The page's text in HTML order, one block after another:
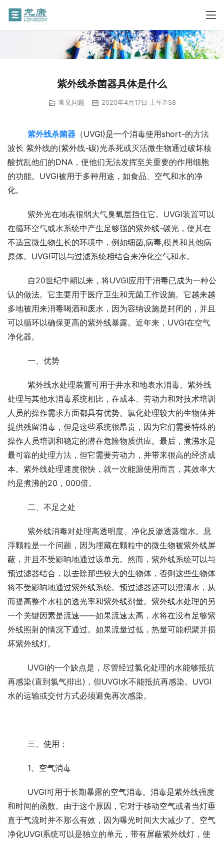
紫外线杀菌器具体是什么
常见问题 2020年4月17日 上午7:58
紫外线杀菌器 （UVGI)是一个消毒使用short-的方法
波长 紫外线的(紫外线-碳)光杀死或灭活微生物通过破坏核
酸扰乱他们的DNA，使他们无法发挥至关重要的作用细胞
的功能。UVGI被用于多种用途，如食品、空气和水的净
化。
在循环空气或水系统中产生足够强的紫外线-碳光，使其在
不适宜微生物生长的环境中，例如细菌,病毒,模具和其他病
原体。UVGI可以与过滤系统相结合来净化空气和水。
认的做法。它主要用于医疗卫生和无菌工作设施。它越来越
多地被用来消毒喝酒和废水，因为容纳设施是封闭的，并且
可以循环以确保更高的紫外线暴露。近年来，UVGI在空气
净化器。
	一、优势
处理与其他水消毒系统相比，在成本、劳动力和对技术培训
人员的操作需求方面都具有优势。氯化处理较大的生物体并
提供残留消毒，但是这些系统很昂贵，因为它们需要特殊的
操作人员培训和稳定的潜在危险物质供应。最后，煮沸水是
最可靠的处理方法，但它需要劳动力，并带来很高的经济成
本。紫外线处理速度很快，就一次能源使用而言，其效率大
约是煮沸的20，000倍。
	二、不足之处
浮颗粒是一个问题，因为埋藏在颗粒中的微生物被紫外线屏
蔽，并且不受影响地通过该单元。然而，紫外线系统可以与
预过滤器结合，以去除那些较大的生物体，否则这些生物体
将不受影响地通过紫外线系统。预过滤器还可以澄清水，从
而提高整个水柱的透光率和紫外线剂量。紫外线水处理的另
一个关键因素是流速——如果流速太高，水将在没有足够紫
外线照射的情况下通过。如果流量过低，热量可能积聚并损
坏紫外线灯。
再感染(直到氯气排出)，但UVGI水不能抵抗再感染。UVGI
水的运输或交付方式必须避免再次感染。
	三、使用：
	1、空气消毒
和时间的函数。由于这个原因，它对于移动空气或者当灯垂
直于气流时并不那么有效，因为曝光时间大大减少了。空气
净化UVGI系统可以是独立的单元，带有屏蔽紫外线灯，使